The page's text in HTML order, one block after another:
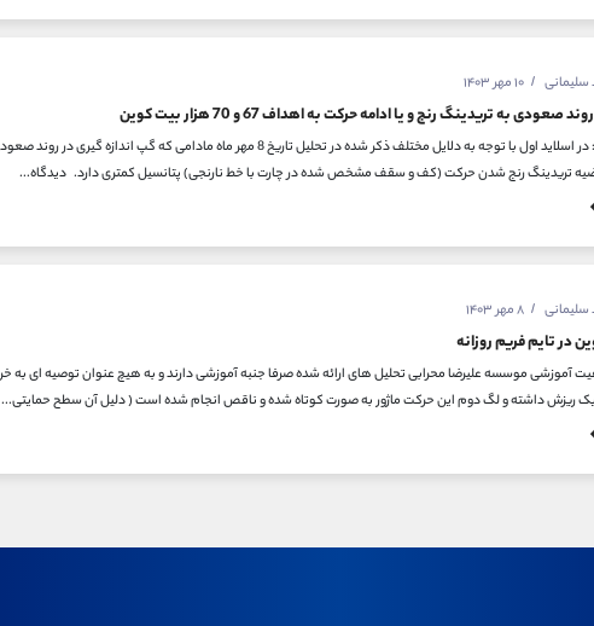
سلیمانی ۱۰ مهر ۱۴۰۳
به تریدینگ رنج و یا ادامه حرکت به اهداف 67 و 70 هزار بیت کوین
سلیمانی ۸ مهر ۱۴۰۳
در تایم فریم روزانه
ریزش داشته و لگ دوم این حرکت ماژور به صورت کوتاه شده و ناقص انجام شده است ( دلیل آن سطح حمایتی...